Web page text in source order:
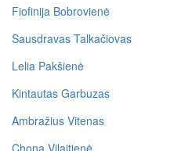
Fiofinija Bobrovienė
Sausdravas Talkačiovas
Lelia Pakšienė
Kintautas Garbuzas
Ambražius Vitenas